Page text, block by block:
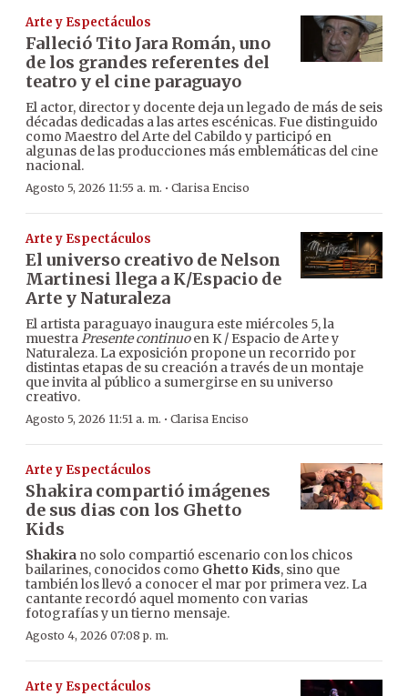
Arte y Espectáculos
Falleció Tito Jara Román, uno
de los grandes referentes del
teatro y el cine paraguayo
El actor, director y docente deja un legado de más de seis
décadas dedicadas a las artes escénicas. Fue distinguido
como Maestro del Arte del Cabildo y participó en
algunas de las producciones más emblemáticas del cine
nacional.
Agosto 5, 2026 11:55 a. m. · Clarisa Enciso
Arte y Espectáculos
El universo creativo de Nelson
Martinesi llega a K/Espacio de
Arte y Naturaleza
El artista paraguayo inaugura este miércoles 5, la
muestraPresente continuoen K / Espacio de Arte y
Naturaleza. La exposición propone un recorrido por
distintas etapas de su creación a través de un montaje
que invita al público a sumergirse en su universo
creativo.
Agosto 5, 2026 11:51 a. m. · Clarisa Enciso
Arte y Espectáculos
Shakira compartió imágenes
de sus dias con los Ghetto
Kids
Shakira no solo compartió escenario con los chicos
bailarines, conocidos como Ghetto Kids, sino que
también los llevó a conocer el mar por primera vez. La
cantante recordó aquel momento con varias
fotografías y un tierno mensaje.
Agosto 4, 2026 07:08 p. m.
Arte y Espectáculos